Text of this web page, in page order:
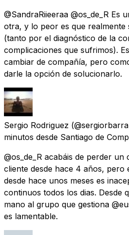
@SandraRiieeraa @os_de_R Es
otra, y lo peor es que realmente
(tanto por el diagnóstico de la
complicaciones que sufrimos).
cambiar de compañía, pero
darle la opción de solucionarlo.
Sergio Rodriguez
minutos desde Santiago de
@os_de_R acabáis de perder
cliente desde hace 4 años, pero
desde hace unos meses es
continuos todos los dias. Desde
mano al grupo que gestiona
es lamentable.